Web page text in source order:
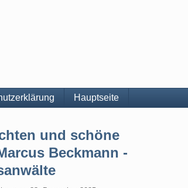
Hauptseite
und schöne
Beckmann -